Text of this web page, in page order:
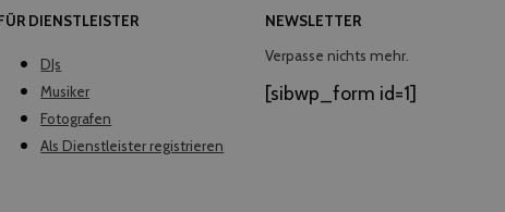
DIENSTLEISTER
DJs
Musiker
Fotografen
Als Dienstleister registrieren
NEWSLETTER
Verpasse nichts mehr.
[sibwp_form id=1]